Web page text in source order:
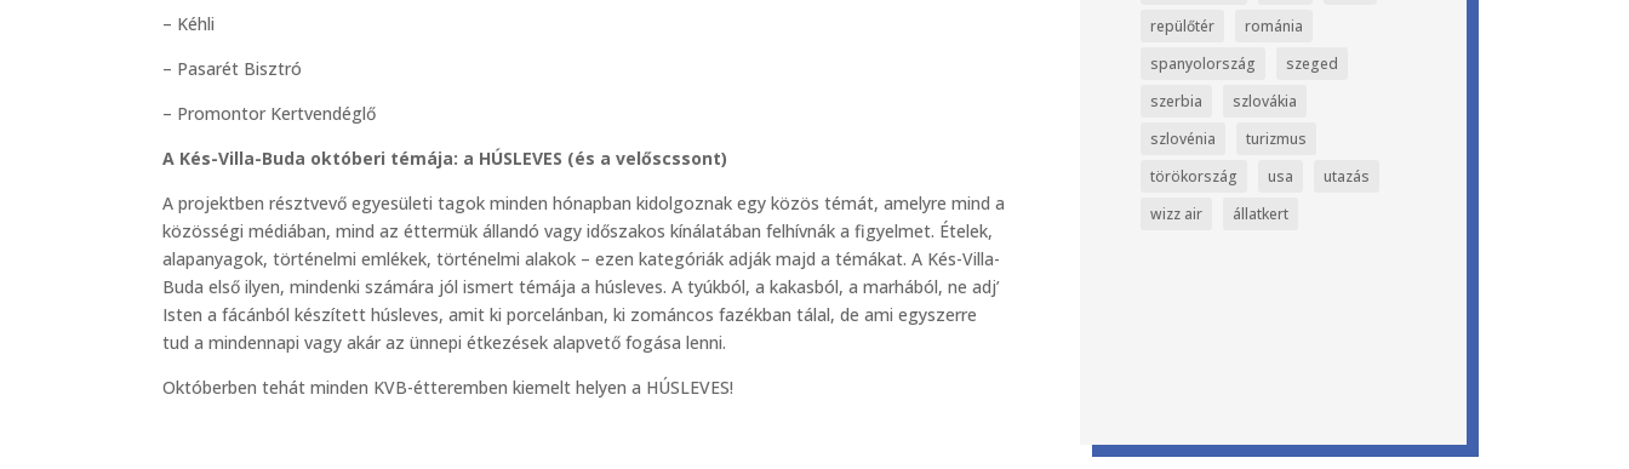
– Kéhli
– Pasarét Bisztró
– Promontor Kertvendéglő
A Kés-Villa-Buda októberi témája: a HÚSLEVES (és a velőscssont)
A projektben résztvevő egyesületi tagok minden hónapban kidolgoznak egy közös témát, amelyre mind a
közösségi médiában, mind az éttermük állandó vagy időszakos kínálatában felhívnák a figyelmet. Ételek,
alapanyagok, történelmi emlékek, történelmi alakok – ezen kategóriák adják majd a témákat. A Kés-Villa-
Buda első ilyen, mindenki számára jól ismert témája a húsleves. A tyúkból, a kakasból, a marhából, ne adj’
Isten a fácánból készített húsleves, amit ki porcelánban, ki zománcos fazékban tálal, de ami egyszerre
tud a mindennapi vagy akár az ünnepi étkezések alapvető fogása lenni.
Októberben tehát minden KVB-étteremben kiemelt helyen a HÚSLEVES!
repülőtér
románia
spanyolország
szeged
szerbia
szlovákia
szlovénia
turizmus
törökország
usa
utazás
wizz air
állatkert